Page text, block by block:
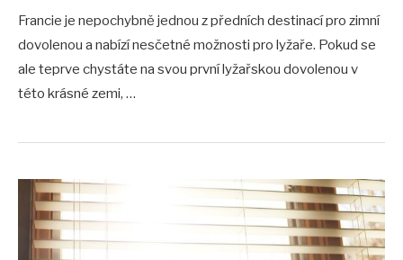
Francie je nepochybně jednou z předních destinací pro zimní
dovolenou a nabízí nesčetné možnosti pro lyžaře. Pokud se
ale teprve chystáte na svou první lyžařskou dovolenou v
této krásné zemi, …